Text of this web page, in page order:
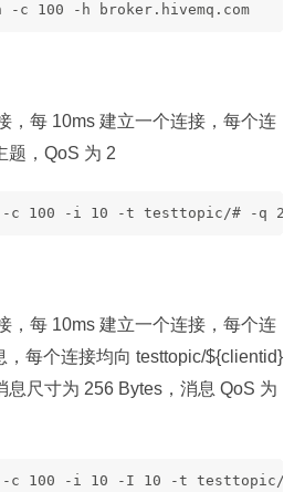
-c 100 -h broker.hivemq.com
，每 10ms 建立一个连接，每个连
题，QoS 为 2
-c 100 -i 10 -t testtopic/# -q 2 -h
，每 10ms 建立一个连接，每个连
，每个连接均向 testtopic/${clientid}
息尺寸为 256 Bytes，消息 QoS 为
-c 100 -i 10 -I 10 -t testtopic/%i